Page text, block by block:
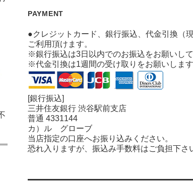
PAYMENT
●クレジットカード、銀行振込、代金引換（
ご利用頂けます。
※銀行振込は3日以内でのお振込をお願いして
※代金引換は1週間の受け取りをお願いします
[銀行振込]
三井住友銀行 渋谷駅前支店
普通 4331144
カ）ル グローブ
当店指定の口座へお振り込みください。
恐れ入りますが、振込み手数料はご負担下さ